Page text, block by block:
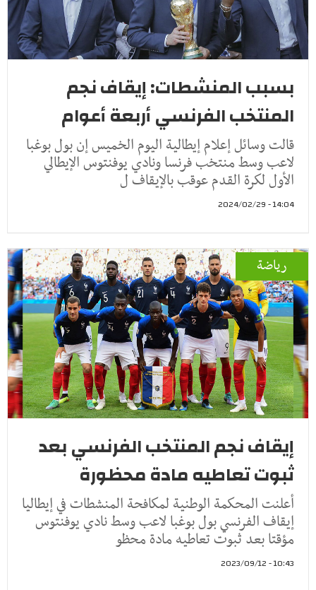
بسبب المنشطات: إيقاف نجم
المنتخب الفرنسي أربعة أعوام
قالت وسائل إعلام إيطالية اليوم الخميس إن بول بوغبا
لاعب وسط منتخب فرنسا ونادي يوفنتوس الإيطالي
الأول لكرة القدم عوقب بالإيقاف ل
14:04 - 2024/02/29
رياضة
إيقاف نجم المنتخب الفرنسي بعد
ثبوت تعاطيه مادة محظورة
أعلنت المحكمة الوطنية لمكافحة المنشطات في إيطاليا
إيقاف الفرنسي بول بوغبا لاعب وسط نادي يوفنتوس
مؤقتا بعد ثبوت تعاطيه مادة محظو
10:43 - 2023/09/12